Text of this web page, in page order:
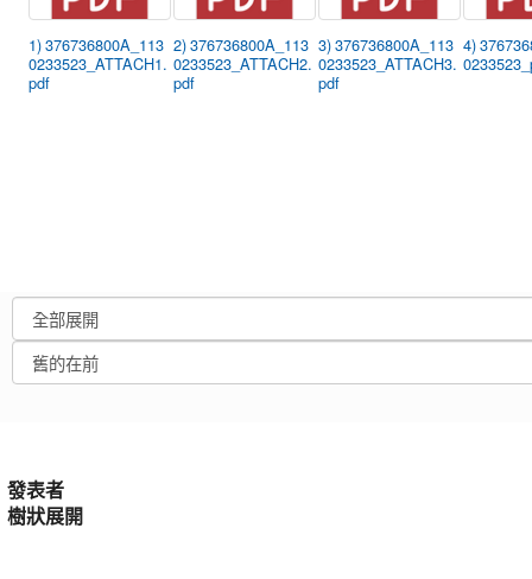
1) 376736800A_113
0233523_ATTACH1.
pdf
2) 376736800A_113
0233523_ATTACH2.
pdf
3) 376736800A_113
0233523_ATTACH3.
pdf
4)
發表者
樹狀展開